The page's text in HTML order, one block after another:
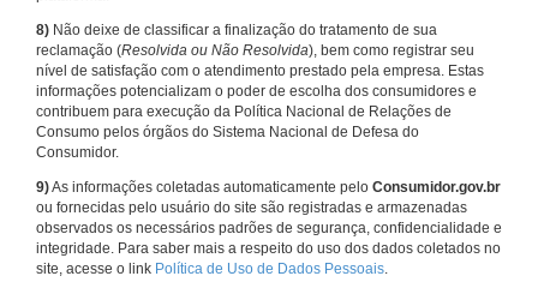
8) Não deixe de classificar a finalização do tratamento de sua
reclamação (Resolvida ou Não Resolvida), bem como registrar seu
nível de satisfação com o atendimento prestado pela empresa. Estas
informações potencializam o poder de escolha dos consumidores e
contribuem para execução da Política Nacional de Relações de
Consumo pelos órgãos do Sistema Nacional de Defesa do
Consumidor.
9)As informações coletadas automaticamente pelo Consumidor.gov.br
ou fornecidas pelo usuário do site são registradas e armazenadas
observados os necessários padrões de segurança, confidencialidade e
integridade. Para saber mais a respeito do uso dos dados coletados no
site, acesse o link Política de Uso de Dados Pessoais.